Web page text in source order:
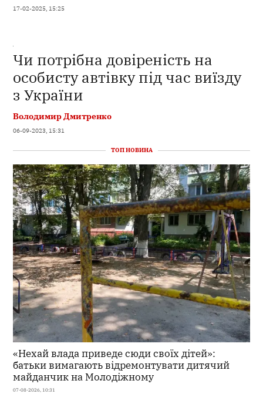
17-02-2025, 15:25
Чи потрібна довіреність на
особисту автівку під час виїзду
з України
Володимир Дмитренко
06-09-2023, 15:31
ТОП НОВИНА
«Нехай влада приведе сюди своїх дітей»:
батьки вимагають відремонтувати дитячий
майданчик на Молодіжному
07-08-2026, 10:31